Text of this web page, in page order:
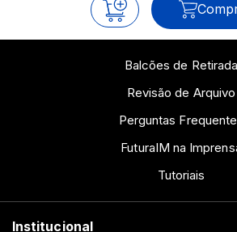
Balcões de Retirada
Revisão de Arquivo
Perguntas
FuturaIM na
Tutoriais
Institucional